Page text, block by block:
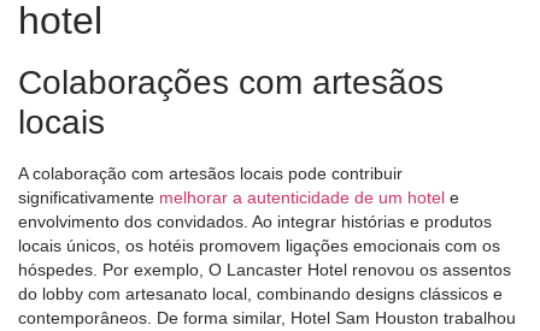
hotel
Colaborações com artesãos
locais
A colaboração com artesãos locais pode contribuir
significativamente melhorar a autenticidade de um hotel e
envolvimento dos convidados. Ao integrar histórias e produtos
locais únicos, os hotéis promovem ligações emocionais com os
hóspedes. Por exemplo, O Lancaster Hotel renovou os assentos
do lobby com artesanato local, combinando designs clássicos e
contemporâneos. De forma similar, Hotel Sam Houston trabalhou